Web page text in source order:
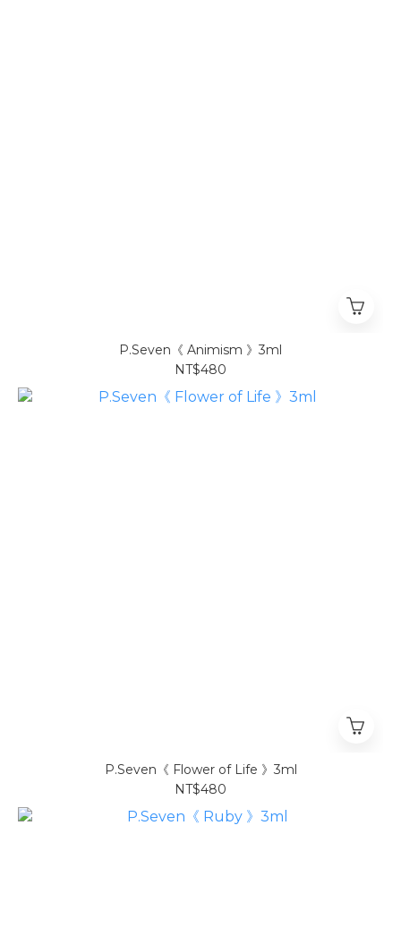
P.Seven《 Animism 》3ml
NT$480
P.Seven《 Flower of Life 》3ml
NT$480